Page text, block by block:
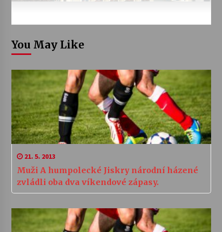
You May Like
21. 5. 2013
Muži A humpolecké Jiskry národní házené
zvládli oba dva víkendové zápasy.